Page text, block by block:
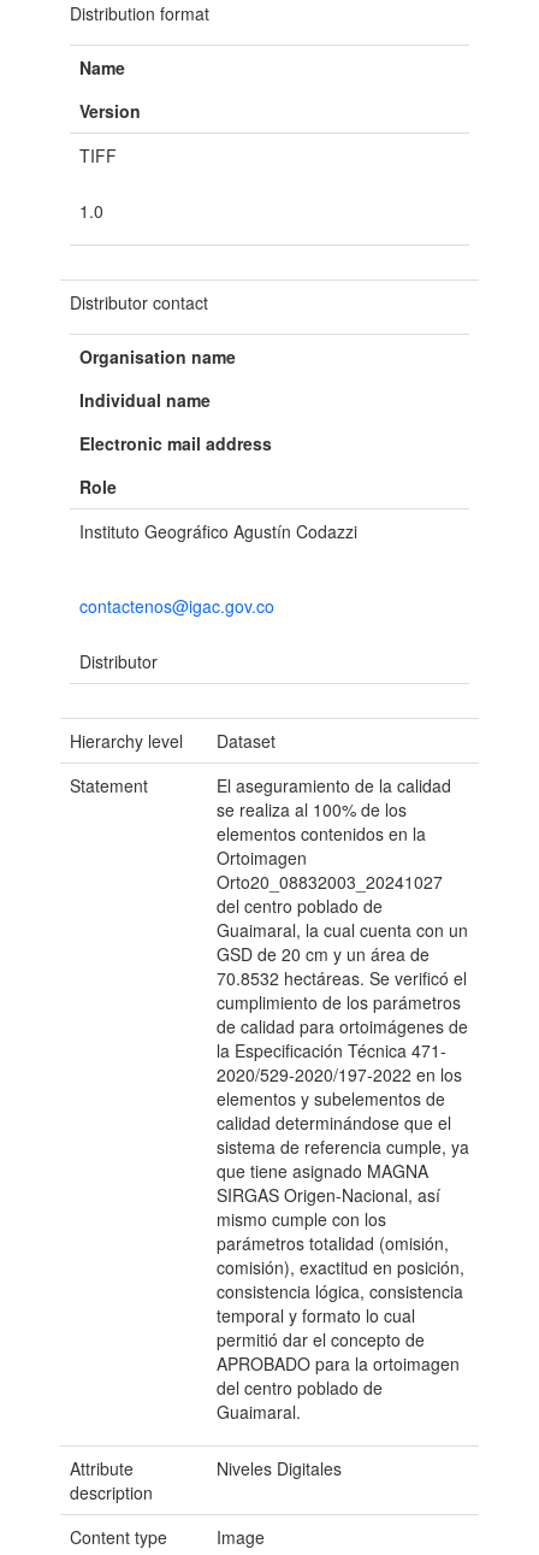
Distribution format
Name
Version
TIFF
1.0
Distributor contact
Organisation name
Individual name
Electronic mail address
Role
Instituto Geográfico Agustín Codazzi
contactenos@igac.gov.co
Distributor
Hierarchy level
Dataset
Statement
El aseguramiento de la calidad
se realiza al 100% de los
elementos contenidos en la
Ortoimagen
Orto20_08832003_20241027
del centro poblado de
Guaimaral, la cual cuenta con un
GSD de 20 cm y un área de
70.8532 hectáreas. Se verificó el
cumplimiento de los parámetros
de calidad para ortoimágenes de
la Especificación Técnica 471-
2020/529-2020/197-2022 en los
elementos y subelementos de
calidad determinándose que el
sistema de referencia cumple, ya
que tiene asignado MAGNA
SIRGAS Origen-Nacional, así
mismo cumple con los
parámetros totalidad (omisión,
comisión), exactitud en posición,
consistencia lógica, consistencia
temporal y formato lo cual
permitió dar el concepto de
APROBADO para la ortoimagen
del centro poblado de
Guaimaral.
Attribute
description
Niveles Digitales
Content type Image